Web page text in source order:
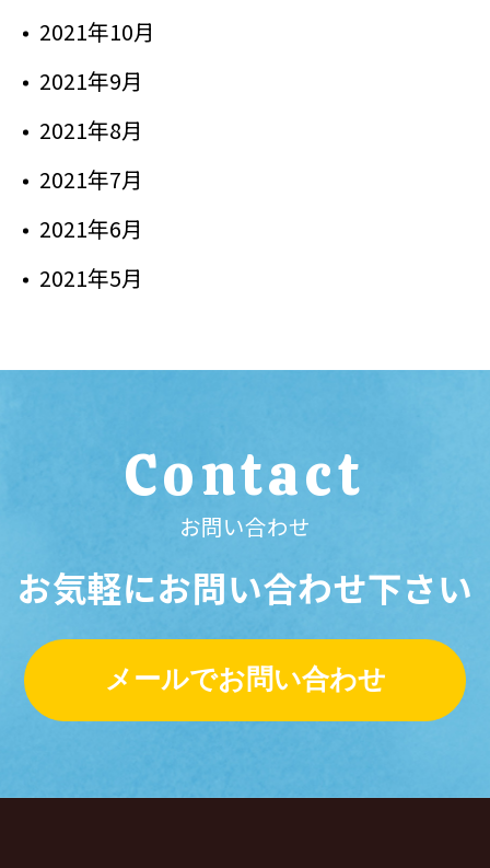
2021年10月
2021年9月
2021年8月
2021年7月
2021年6月
2021年5月
Contact
お問い合わせ
お気軽にお問い合わせ下さい
メールでお問い合わせ